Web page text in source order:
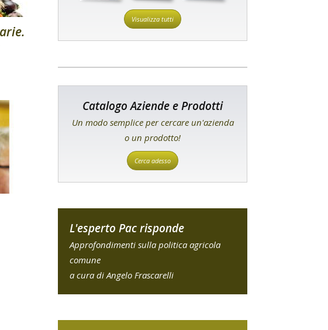
Visualizza tutti
Catalogo Aziende e Prodotti
Un modo semplice per cercare un'azienda
o un prodotto!
Cerca adesso
L'esperto Pac risponde
Approfondimenti sulla politica agricola
comune
a cura di Angelo Frascarelli